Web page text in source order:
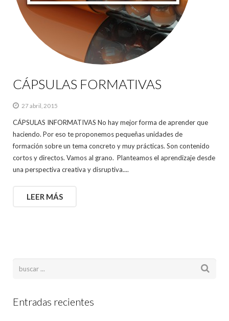
CÁPSULAS FORMATIVAS
27 abril, 2015
CÁPSULAS INFORMATIVAS No hay mejor forma de aprender que
haciendo. Por eso te proponemos pequeñas unidades de
formación sobre un tema concreto y muy prácticas. Son contenido
cortos y directos. Vamos al grano. Planteamos el aprendizaje desde
una perspectiva creativa y disruptiva....
LEER MÁS
Entradas recientes